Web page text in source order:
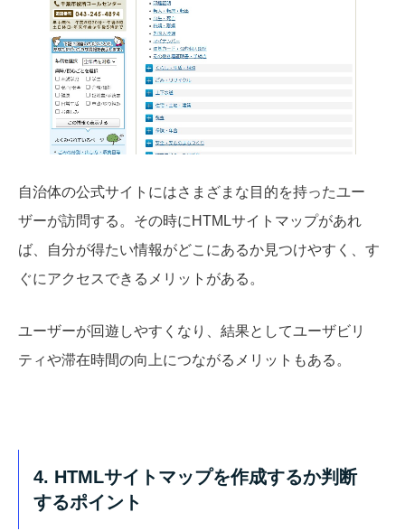
自治体の公式サイトにはさまざまな目的を持ったユー
ザーが訪問する。その時にHTMLサイトマップがあれ
ば、自分が得たい情報がどこにあるか見つけやすく、す
ぐにアクセスできるメリットがある。
ユーザーが回遊しやすくなり、結果としてユーザビリ
ティや滞在時間の向上につながるメリットもある。
4. HTMLサイトマップを作成するか判断
するポイント